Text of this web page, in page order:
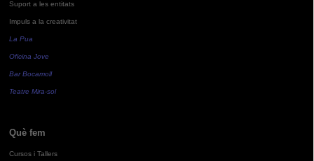
Suport a les entitats
Impuls a la creativitat
La Pua
Oficina Jove
Bar Bocamoll
Teatre Mira-sol
Què fem
Cursos i Tallers